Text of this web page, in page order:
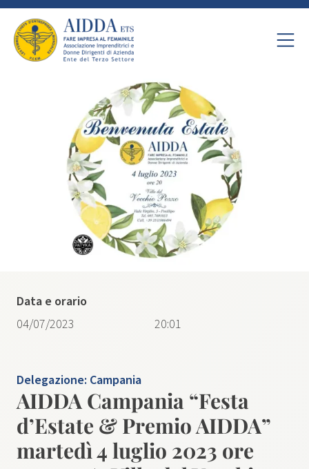
Delegazione: Campania
AIDDA Campania “Festa
d’Estate & Premio AIDDA”
martedì 4 luglio 2023 ore
Data e orario
04/07/2023
20:01